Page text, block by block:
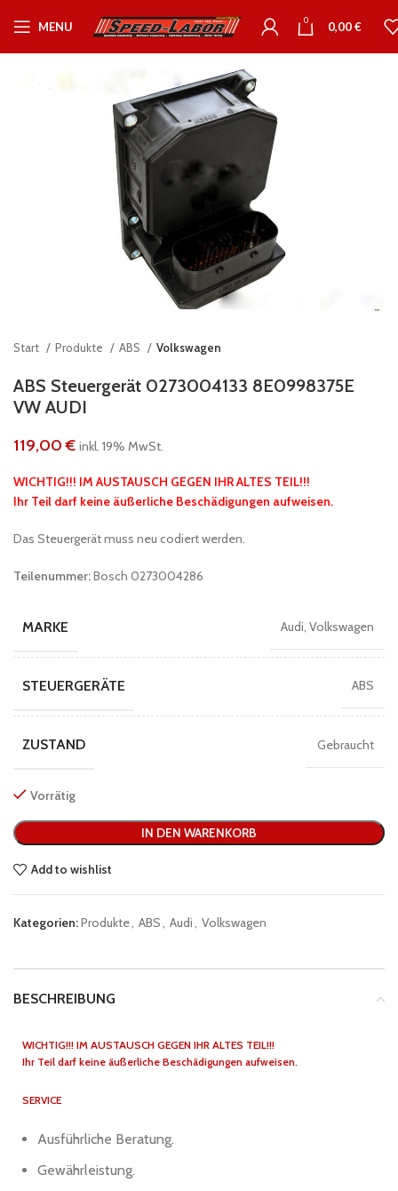
MENU 0 0,00€
Start Produkte ABS Volkswagen
ABS Steuergerät 0273004133 8E0998375E
VW AUDI
119,00€ inkl. 19% MwSt.
WICHTIG!!! IM AUSTAUSCH GEGEN IHR ALTES TEIL!!!
Ihr Teil darf keine äußerliche Beschädigungen aufweisen.
Das Steuergerät muss neu codiert werden.
Teilenummer:Bosch 0273004286
MARKE Audi, Volkswagen
STEUERGERÄTE ABS
ZUSTAND Gebraucht
Vorrätig
IN DEN WARENKORB
Add to wishlist
Kategorien:Produkte, ABS, Audi, Volkswagen
BESCHREIBUNG
WICHTIG!!! IM AUSTAUSCH GEGEN IHR ALTES TEIL!!!
Ihr Teil darf keine äußerliche Beschädigungen aufweisen.
SERVICE
Ausführliche Beratung.
Gewährleistung.